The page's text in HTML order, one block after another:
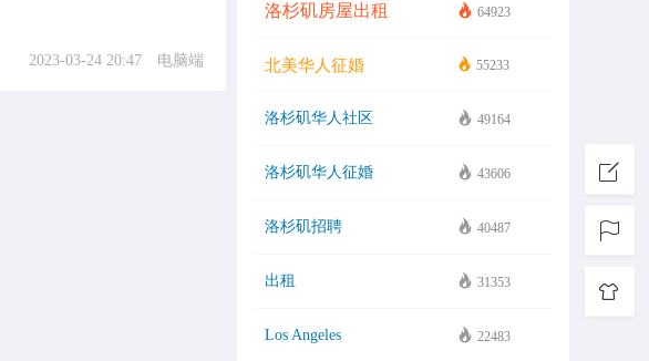
洛杉矶房屋出租 64923
北美华人征婚 55233
洛杉矶华人社区 49164
洛杉矶华人征婚 43606
洛杉矶招聘 40487
出租 31353
Los Angeles 22483
2023-03-24 20:47 电脑端